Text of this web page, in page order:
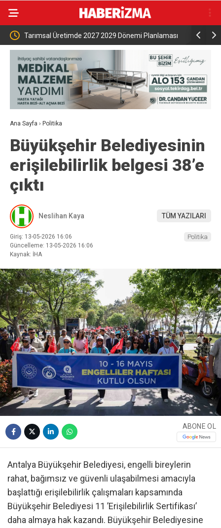
Tarımsal Üretimde 2027 2029 Dönemi Planlaması
Kabul Edildi
İnegöl,
çıkarıyor
Ana Sayfa › Politika
Büyükşehir Belediyesinin
erişilebilirlik belgesi 38’e
çıktı
Neslihan Kaya TÜM YAZILARI
Giriş: 13-05-2026 16:06
Güncelleme: 13-05-2026 16:06
Kaynak: İHA
Politika
ABONE OL
Antalya Büyükşehir Belediyesi, engelli bireylerin
rahat, bağımsız ve güvenli ulaşabilmesi amacıyla
başlattığı erişilebilirlik çalışmaları kapsamında
Büyükşehir Belediyesi 11 ’Erişilebilirlik Sertifikası’
daha almaya hak kazandı. Büyükşehir Belediyesine